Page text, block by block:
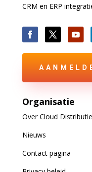
CRM en ERP
Organisatie
Over Cloud Distributie
Nieuws
Contact pagina